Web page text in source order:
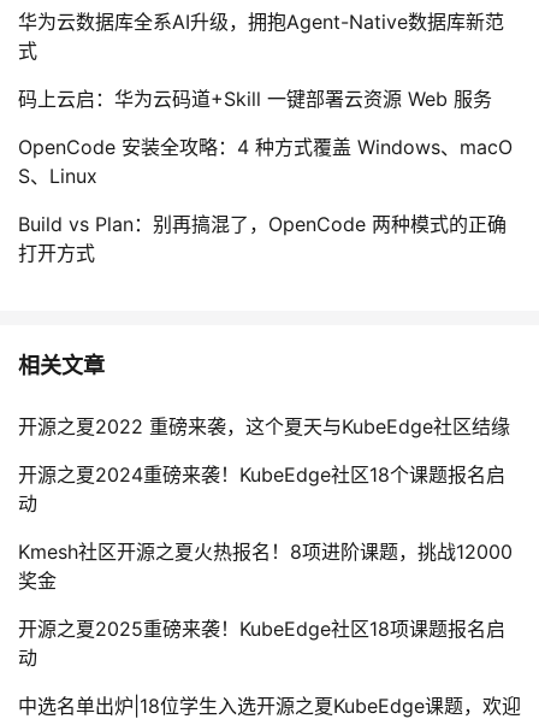
华为云数据库全系AI升级，拥抱Agent-Native数据库新范
式
码上云启：华为云码道+Skill 一键部署云资源 Web 服务
OpenCode 安装全攻略：4 种方式覆盖 Windows、macO
S、Linux
Build vs Plan：别再搞混了，OpenCode 两种模式的正确
打开方式
相关文章
开源之夏2022 重磅来袭，这个夏天与KubeEdge社区结缘
开源之夏2024重磅来袭！KubeEdge社区18个课题报名启
动
Kmesh社区开源之夏火热报名！8项进阶课题，挑战12000
奖金
开源之夏2025重磅来袭！KubeEdge社区18项课题报名启
动
中选名单出炉|18位学生入选开源之夏KubeEdge课题，欢迎